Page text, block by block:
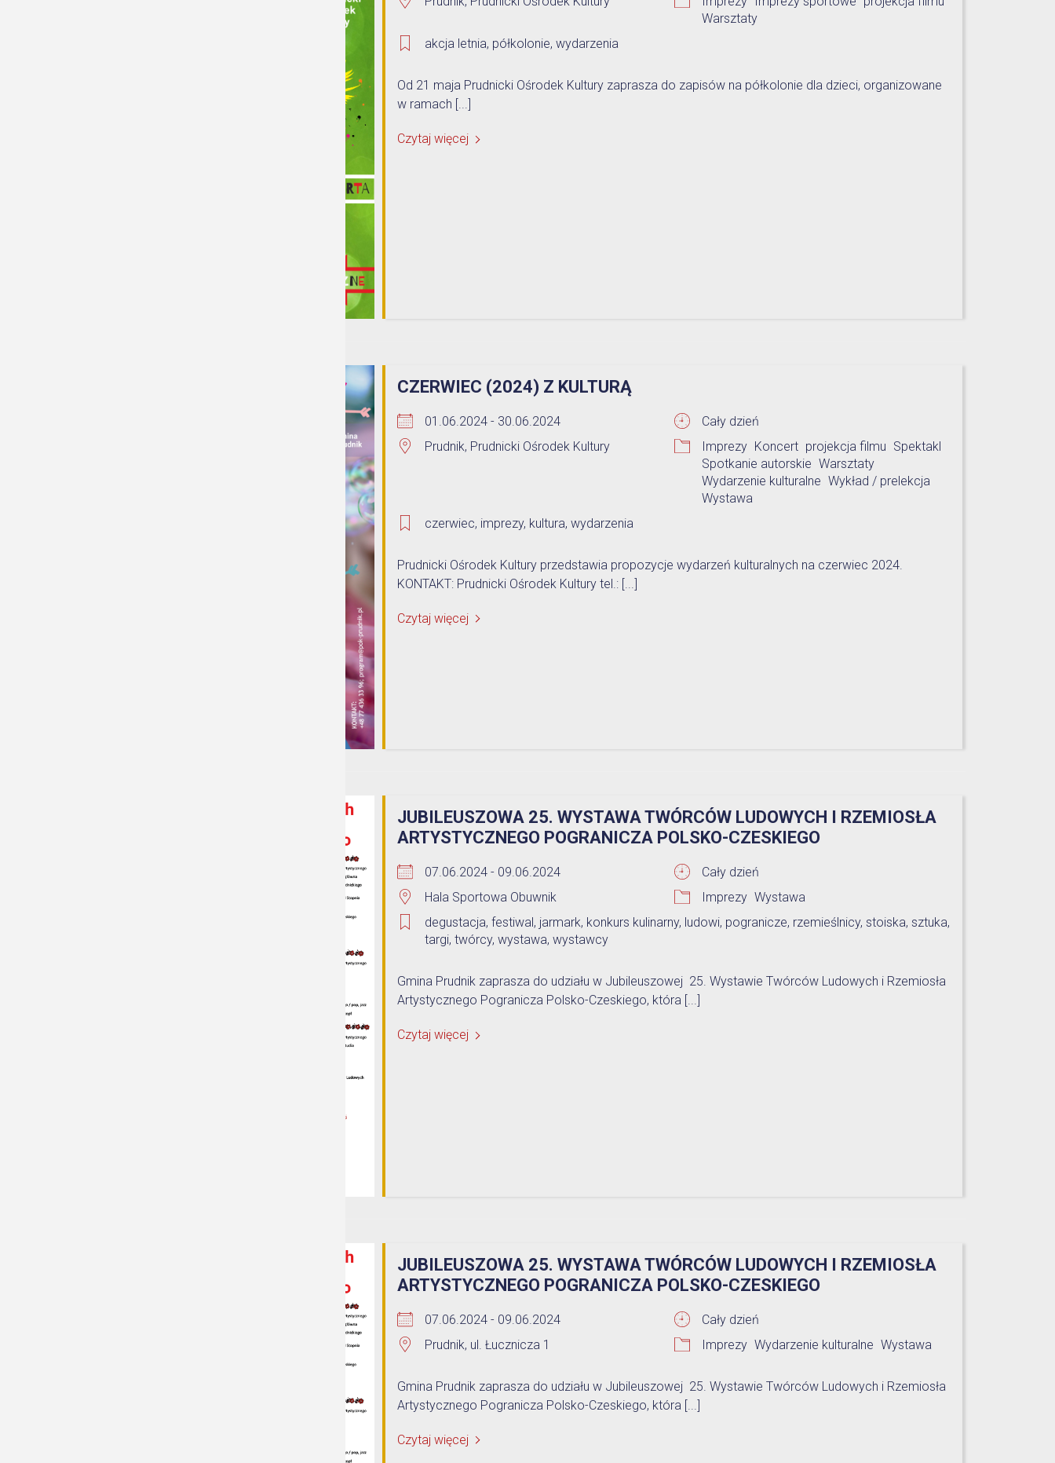
Warsztaty
akcja letnia, półkolonie,wydarzenia
Od 21 maja Prudnicki Ośrodek Kultury zaprasza do zapisów na półkolonie dla dzieci, organizowane
w ramach [...]
Czytaj więcej
CZERWIEC (2024) Z KULTURĄ
01.06.2024 - 30.06.2024
Cały dzień
Prudnik, Prudnicki Ośrodek Kultury
Imprezy Koncert projekcja filmu Spektakl
Spotkanie autorskie Warsztaty
Wydarzenie kulturalne Wykład / prelekcja
Wystawa
czerwiec, imprezy, kultura,wydarzenia
Prudnicki Ośrodek Kultury przedstawia propozycje wydarzeń kulturalnych na czerwiec 2024.
KONTAKT: Prudnicki Ośrodek Kultury tel.: [...]
Czytaj więcej
JUBILEUSZOWA 25. WYSTAWA TWÓRCÓW LUDOWYCH I RZEMIOSŁA
ARTYSTYCZNEGO POGRANICZA POLSKO-CZESKIEGO
07.06.2024 - 09.06.2024
Cały dzień
Hala Sportowa Obuwnik
Imprezy Wystawa
degustacja,festiwal, jarmark, konkurs kulinarny, ludowi, pogranicze, rzemieślnicy,stoiska,sztuka,
targi,twórcy,wystawa,wystawcy
Gmina Prudnik zaprasza do udziału w Jubileuszowej 25. Wystawie Twórców Ludowych i Rzemiosła
Artystycznego Pogranicza Polsko-Czeskiego, która [...]
Czytaj więcej
JUBILEUSZOWA 25. WYSTAWA TWÓRCÓW LUDOWYCH I RZEMIOSŁA
ARTYSTYCZNEGO POGRANICZA POLSKO-CZESKIEGO
07.06.2024 - 09.06.2024
Cały dzień
Prudnik, ul. Łucznicza 1
Imprezy Wydarzenie kulturalne Wystawa
Gmina Prudnik zaprasza do udziału w Jubileuszowej 25. Wystawie Twórców Ludowych i Rzemiosła
Artystycznego Pogranicza Polsko-Czeskiego, która [...]
Czytaj więcej
Samorząd
Transmisje obrad
Partnerstwo Nyskie 2020
Oferty realizacji zadania publicznego
eUrząd
ePUAP
Gospodarka odpadami komunalnymi
System Informacji Przestrzennej
Opieka nad zwierzętami bezdomnymi
ROZKŁAD JAZDY AUTOBUSÓW – KOMUNIKACJA
OBOWIĄZUJĄCA OD 01.05.2026 R.